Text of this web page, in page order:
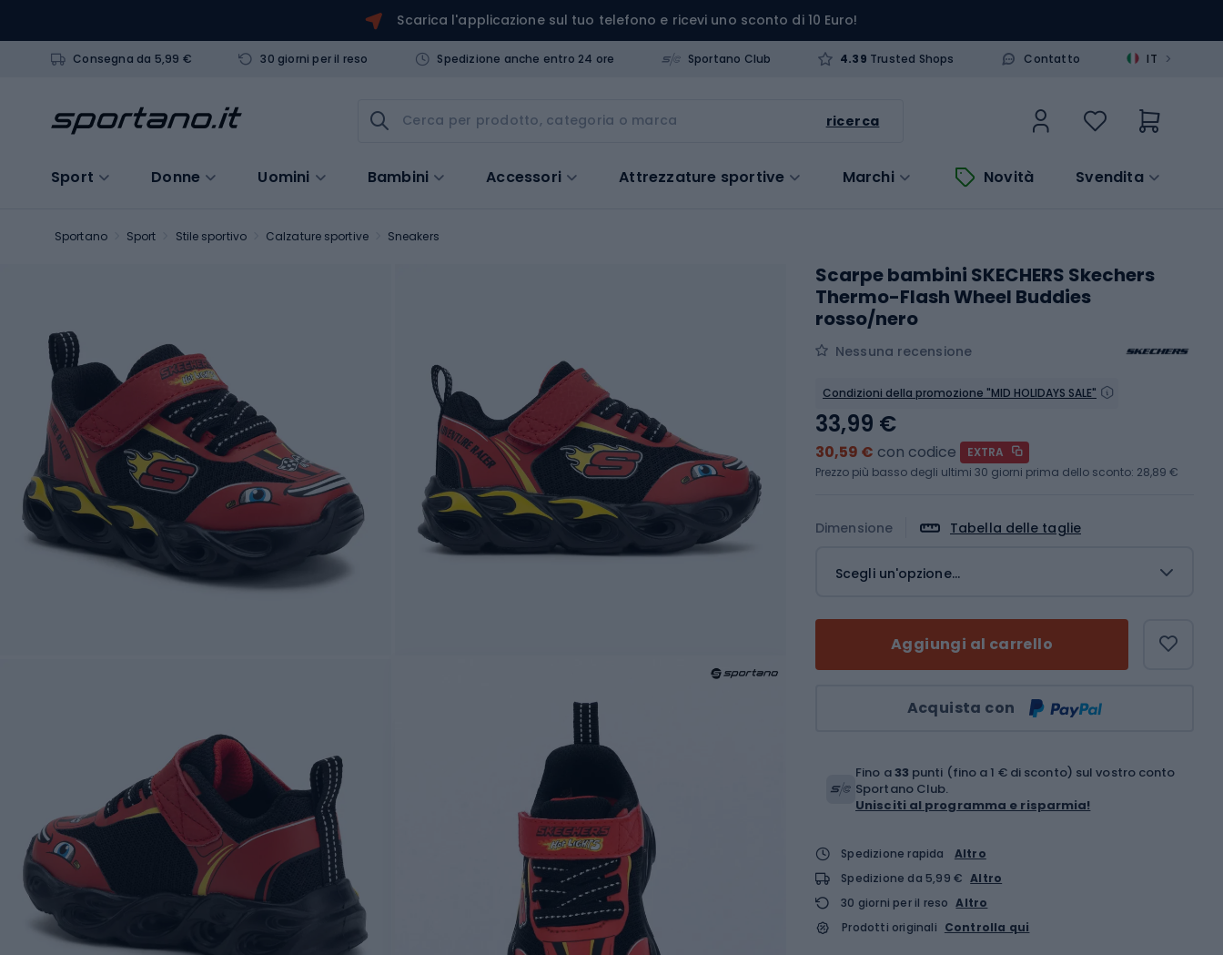
Scarica l'applicazione sul tuo telefono e ricevi uno sconto di 10 Euro!
Consegna da 5,99 € 30 giorni per il reso Spedizione anche entro 24 ore Sportano Club 4.39 Trusted Shops Contatto IT >
ricerca
Sport Donne Uomini Bambini Accessori Attrezzature sportive Marchi Novità Svendita
Sportano Sport Stile sportivo Calzature sportive Sneakers
Scarpe bambini SKECHERS Skechers
Thermo-Flash Wheel Buddies
rosso/nero
Nessuna recensione
Condizioni della promozione "MID HOLIDAYS SALE"
Dimensione Tabella delle taglie
Scegli un'opzione...
Aggiungi al carrello
Acquista con
33,99 €
30,59 € con codice
EXTRA
Prezzo più basso degli ultimi 30 giorni prima dello sconto: 28,89 €
Fino a33 punti (fino a 1 € di sconto) sul vostro conto
Sportano Club.
Unisciti al programma e risparmia!
Spedizione rapida
Altro
Spedizione da 5,99 € Altro
30 giorni per il reso Altro
Prodotti originali Controlla qui